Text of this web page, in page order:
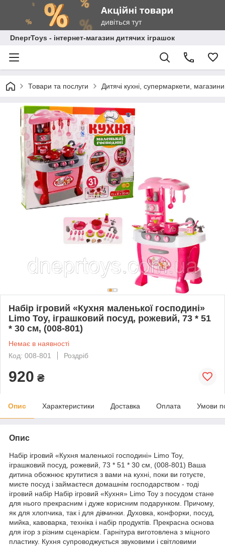
DneprToys - інтернет-магазин дитячих іграшок
Товари та послуги Дитячі кухні, супермаркети,
Набір ігровий «Кухня маленької господині»
Limo Toy, іграшковий посуд, рожевий, 73 * 51
* 30 см, (008-801)
Немає в наявності
Код: 008-801
Роздріб
920 ₴
Опис Характеристики Доставка Оплата Умови
Опис
Набір ігровий «Кухня маленької господині» Limo Toy,
іграшковий посуд, рожевий, 73 * 51 * 30 см, (008-801) Ваша
дитина обожнює крутитися з вами на кухні, поки ви готуєте,
миєте посуд і займаєтеся домашнім господарством - тоді
ігровий набір Набір ігровий «Кухня» Limo Toy з посудом стане
для нього прекрасним і дуже корисним подарунком. Причому,
як для хлопчика, так і для дівчинки. Духовка, конфорки, посуд,
мийка, кавоварка, техніка і набір продуктів. Прекрасна основа
для ігор з різним сценарієм. Гарнітура виготовлена ​​з міцного
пластику. Кухня супроводжується звуковими і світловими